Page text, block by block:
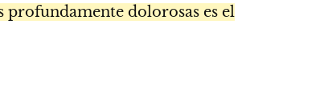
dolorosas es el